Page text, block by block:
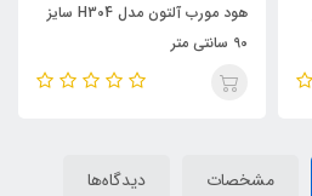
هود مورب آلتون مدل H304 سایز
90 سانتی متر
مشخصات دیدگاه‌ها